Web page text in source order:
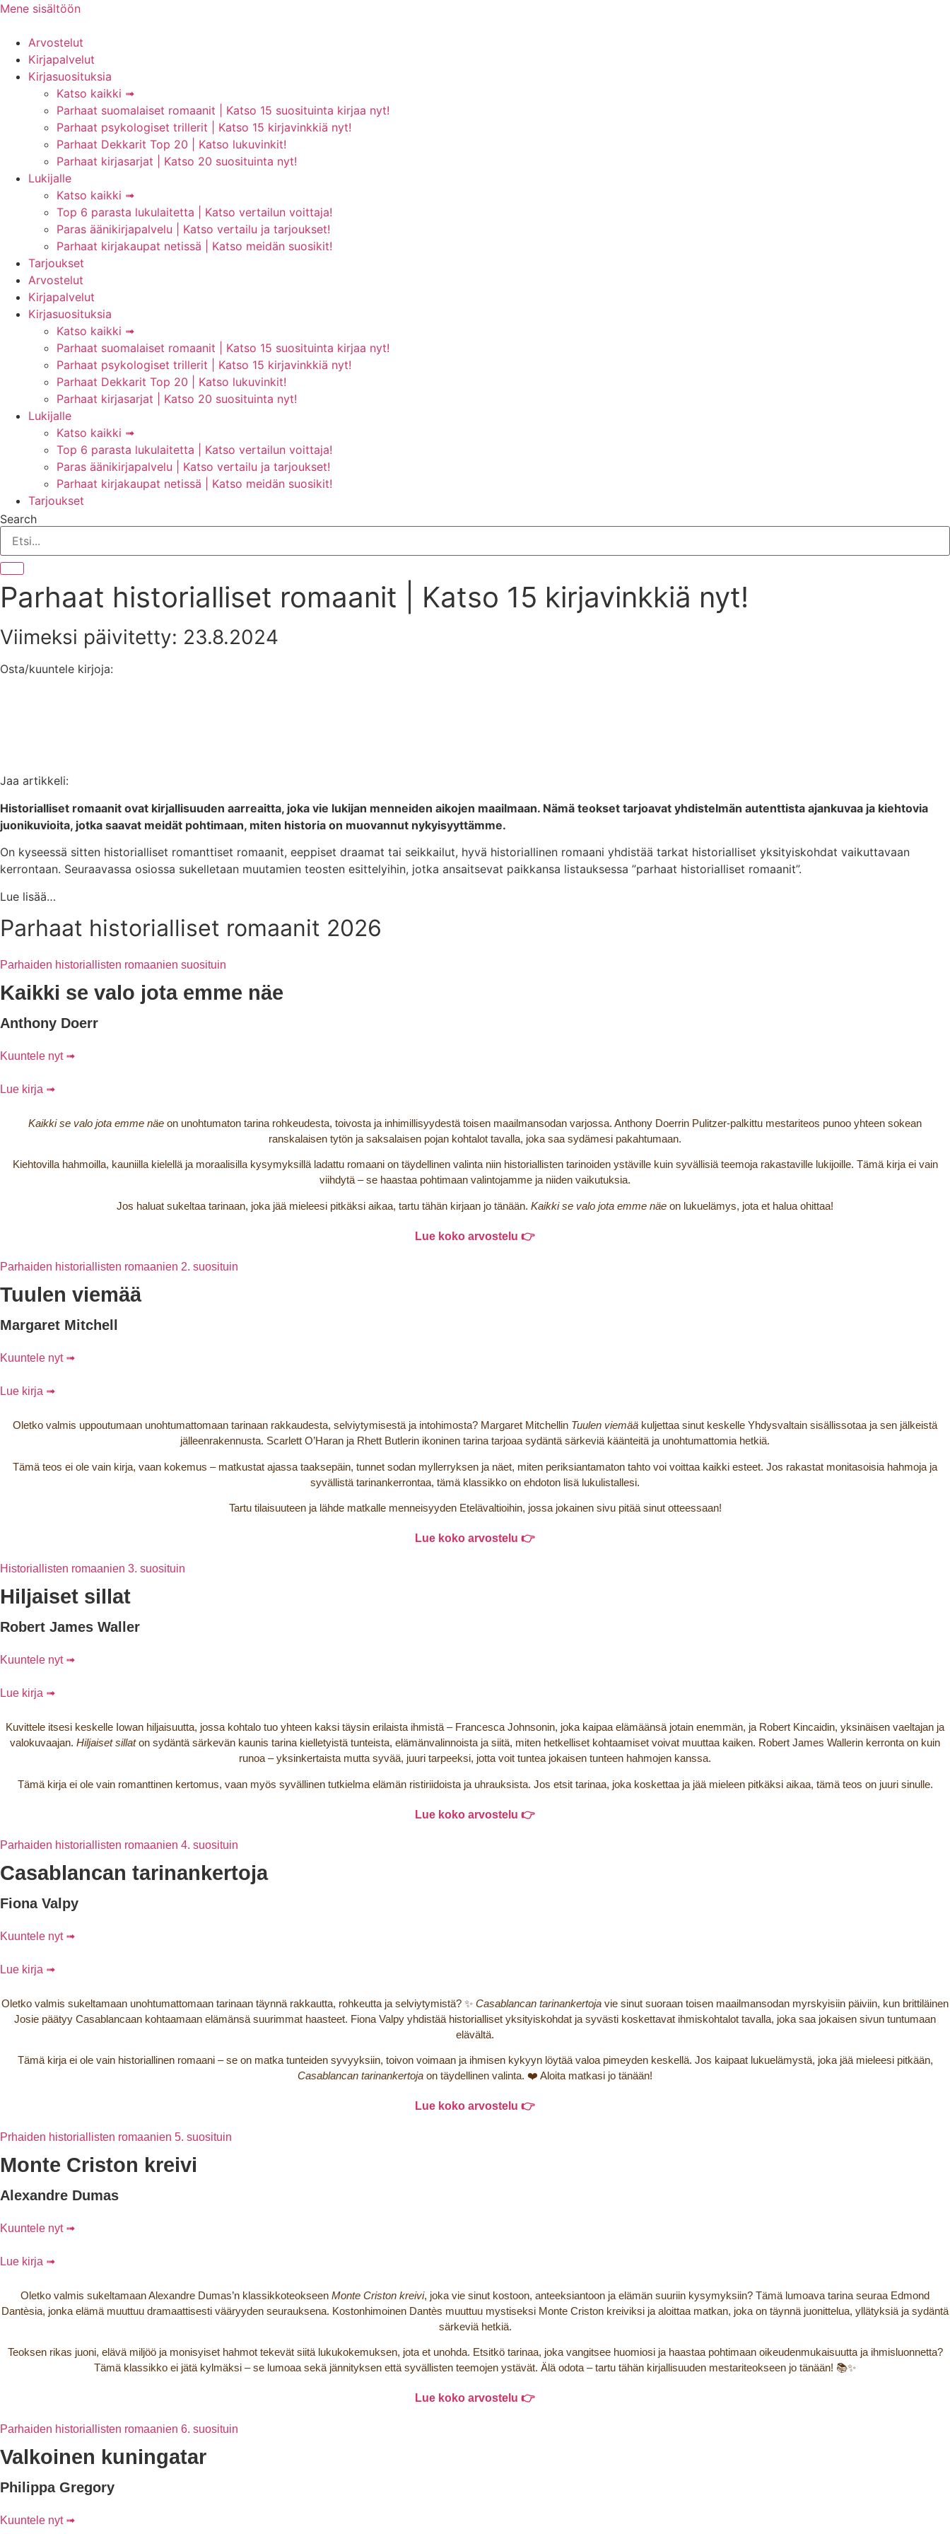
Mene sisältöön
Arvostelut
Kirjapalvelut
Kirjasuosituksia
Katso kaikki ➟
Parhaat suomalaiset romaanit | Katso 15 suosituinta kirjaa nyt!
Parhaat psykologiset trillerit | Katso 15 kirjavinkkiä nyt!
Parhaat Dekkarit Top 20 | Katso lukuvinkit!
Parhaat kirjasarjat | Katso 20 suosituinta nyt!
Lukijalle
Katso kaikki ➟
Top 6 parasta lukulaitetta | Katso vertailun voittaja!
Paras äänikirjapalvelu | Katso vertailu ja tarjoukset!
Parhaat kirjakaupat netissä | Katso meidän suosikit!
Tarjoukset
Arvostelut
Kirjapalvelut
Kirjasuosituksia
Katso kaikki ➟
Parhaat suomalaiset romaanit | Katso 15 suosituinta kirjaa nyt!
Parhaat psykologiset trillerit | Katso 15 kirjavinkkiä nyt!
Parhaat Dekkarit Top 20 | Katso lukuvinkit!
Parhaat kirjasarjat | Katso 20 suosituinta nyt!
Lukijalle
Katso kaikki ➟
Top 6 parasta lukulaitetta | Katso vertailun voittaja!
Paras äänikirjapalvelu | Katso vertailu ja tarjoukset!
Parhaat kirjakaupat netissä | Katso meidän suosikit!
Tarjoukset
Search
Parhaat historialliset romaanit | Katso 15 kirjavinkkiä nyt!
Viimeksi päivitetty: 23.8.2024
Osta/kuuntele kirjoja:
Jaa artikkeli:
Historialliset romaanit ovat kirjallisuuden aarreaitta, joka vie lukijan menneiden aikojen maailmaan. Nämä teokset tarjoavat yhdistelmän autenttista ajankuvaa ja kiehtovia
juonikuvioita, jotka saavat meidät pohtimaan, miten historia on muovannut nykyisyyttämme.
On kyseessä sitten historialliset romanttiset romaanit, eeppiset draamat tai seikkailut, hyvä historiallinen romaani yhdistää tarkat historialliset yksityiskohdat vaikuttavaan
kerrontaan. Seuraavassa osiossa sukelletaan muutamien teosten esittelyihin, jotka ansaitsevat paikkansa listauksessa ”parhaat historialliset romaanit”.
Lue lisää…
Parhaat historialliset romaanit 2026
Parhaiden historiallisten romaanien suosituin
Kaikki se valo jota emme näe
Anthony Doerr
Kuuntele nyt ➟
Lue kirja ➟
Kaikki se valo jota emme näe on unohtumaton tarina rohkeudesta, toivosta ja inhimillisyydestä toisen maailmansodan varjossa. Anthony Doerrin Pulitzer-palkittu mestariteos punoo yhteen sokean
ranskalaisen tytön ja saksalaisen pojan kohtalot tavalla, joka saa sydämesi pakahtumaan.
Kiehtovilla hahmoilla, kauniilla kielellä ja moraalisilla kysymyksillä ladattu romaani on täydellinen valinta niin historiallisten tarinoiden ystäville kuin syvällisiä teemoja rakastaville lukijoille. Tämä kirja ei vain
viihdytä – se haastaa pohtimaan valintojamme ja niiden vaikutuksia.
Jos haluat sukeltaa tarinaan, joka jää mieleesi pitkäksi aikaa, tartu tähän kirjaan jo tänään. Kaikki se valo jota emme näe on lukuelämys, jota et halua ohittaa!
Lue koko arvostelu 👉
Parhaiden historiallisten romaanien 2. suosituin
Tuulen viemää
Margaret Mitchell
Kuuntele nyt ➟
Lue kirja ➟
Oletko valmis uppoutumaan unohtumattomaan tarinaan rakkaudesta, selviytymisestä ja intohimosta? Margaret Mitchellin Tuulen viemää kuljettaa sinut keskelle Yhdysvaltain sisällissotaa ja sen jälkeistä
jälleenrakennusta. Scarlett O’Haran ja Rhett Butlerin ikoninen tarina tarjoaa sydäntä särkeviä käänteitä ja unohtumattomia hetkiä.
Tämä teos ei ole vain kirja, vaan kokemus – matkustat ajassa taaksepäin, tunnet sodan myllerryksen ja näet, miten periksiantamaton tahto voi voittaa kaikki esteet. Jos rakastat monitasoisia hahmoja ja
syvällistä tarinankerrontaa, tämä klassikko on ehdoton lisä lukulistallesi.
Tartu tilaisuuteen ja lähde matkalle menneisyyden Etelävaltioihin, jossa jokainen sivu pitää sinut otteessaan!
Lue koko arvostelu 👉
Historiallisten romaanien 3. suosituin
Hiljaiset sillat
Robert James Waller
Kuuntele nyt ➟
Lue kirja ➟
Kuvittele itsesi keskelle Iowan hiljaisuutta, jossa kohtalo tuo yhteen kaksi täysin erilaista ihmistä – Francesca Johnsonin, joka kaipaa elämäänsä jotain enemmän, ja Robert Kincaidin, yksinäisen vaeltajan ja
valokuvaajan. Hiljaiset sillaton sydäntä särkevän kaunis tarina kielletyistä tunteista, elämänvalinnoista ja siitä, miten hetkelliset kohtaamiset voivat muuttaa kaiken. Robert James Wallerin kerronta on kuin
runoa – yksinkertaista mutta syvää, juuri tarpeeksi, jotta voit tuntea jokaisen tunteen hahmojen kanssa.
Tämä kirja ei ole vain romanttinen kertomus, vaan myös syvällinen tutkielma elämän ristiriidoista ja uhrauksista. Jos etsit tarinaa, joka koskettaa ja jää mieleen pitkäksi aikaa, tämä teos on juuri sinulle.
Lue koko arvostelu 👉
Parhaiden historiallisten romaanien 4. suosituin
Casablancan tarinankertoja
Fiona Valpy
Kuuntele nyt ➟
Lue kirja ➟
Oletko valmis sukeltamaan unohtumattomaan tarinaan täynnä rakkautta, rohkeutta ja selviytymistä? ✨ Casablancan tarinankertoja vie sinut suoraan toisen maailmansodan myrskyisiin päiviin, kun brittiläinen
Josie päätyy Casablancaan kohtaamaan elämänsä suurimmat haasteet. Fiona Valpy yhdistää historialliset yksityiskohdat ja syvästi koskettavat ihmiskohtalot tavalla, joka saa jokaisen sivun tuntumaan
elävältä.
Tämä kirja ei ole vain historiallinen romaani – se on matka tunteiden syvyyksiin, toivon voimaan ja ihmisen kykyyn löytää valoa pimeyden keskellä. Jos kaipaat lukuelämystä, joka jää mieleesi pitkään,
Casablancan tarinankertoja on täydellinen valinta. ❤️ Aloita matkasi jo tänään!
Lue koko arvostelu 👉
Prhaiden historiallisten romaanien 5. suosituin
Monte Criston kreivi
Alexandre Dumas
Kuuntele nyt ➟
Lue kirja ➟
Oletko valmis sukeltamaan Alexandre Dumas’n klassikkoteokseen Monte Criston kreivi, joka vie sinut kostoon, anteeksiantoon ja elämän suuriin kysymyksiin? Tämä lumoava tarina seuraa Edmond
Dantèsia, jonka elämä muuttuu dramaattisesti vääryyden seurauksena. Kostonhimoinen Dantès muuttuu mystiseksi Monte Criston kreiviksi ja aloittaa matkan, joka on täynnä juonittelua, yllätyksiä ja sydäntä
särkeviä hetkiä.
Teoksen rikas juoni, elävä miljöö ja monisyiset hahmot tekevät siitä lukukokemuksen, jota et unohda. Etsitkö tarinaa, joka vangitsee huomiosi ja haastaa pohtimaan oikeudenmukaisuutta ja ihmisluonnetta?
Tämä klassikko ei jätä kylmäksi – se lumoaa sekä jännityksen että syvällisten teemojen ystävät. Älä odota – tartu tähän kirjallisuuden mestariteokseen jo tänään! 📚✨
Lue koko arvostelu 👉
Parhaiden historiallisten romaanien 6. suosituin
Valkoinen kuningatar
Philippa Gregory
Kuuntele nyt ➟